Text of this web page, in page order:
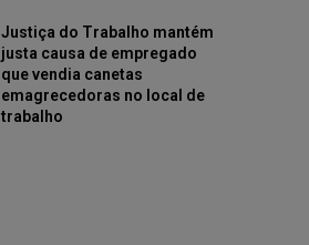
Justiça do Trabalho mantém
justa causa de empregado
que vendia canetas
emagrecedoras no local de
trabalho